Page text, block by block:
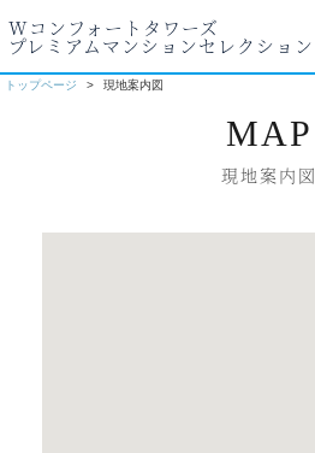
Wコンフォートタワーズ
プレミアムマンションセレクション
トップページ 現地案内図
MAP
現地案内図